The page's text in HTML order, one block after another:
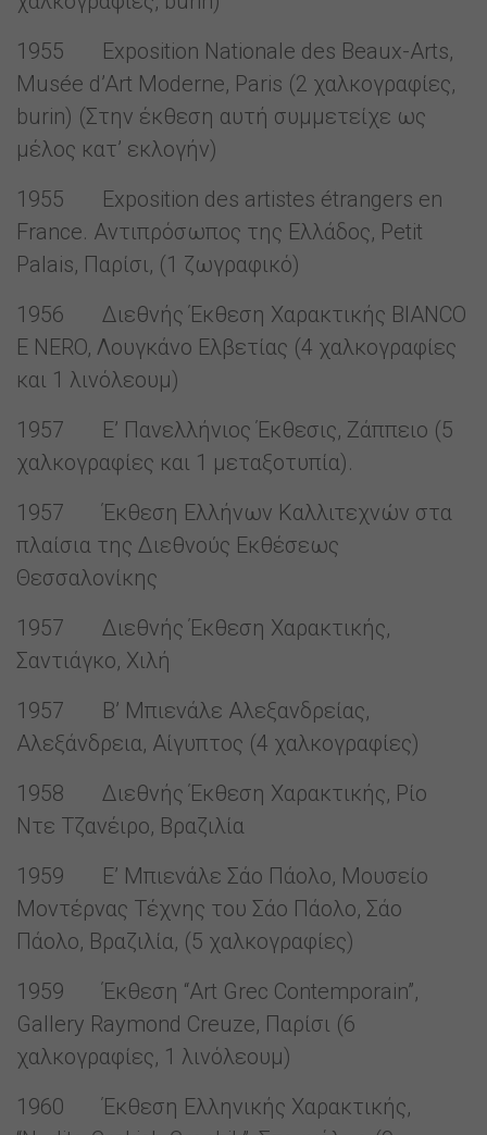
1955 Exposition Nationale des Beaux-Arts,
Musée d’Art Moderne, Paris (2 χαλκογραφίες,
burin) (Στην έκθεση αυτή συμμετείχε ως
μέλος κατ’ εκλογήν)
1955 Exposition des artistes étrangers en
France. Αντιπρόσωπος της Ελλάδος, Petit
Palais, Παρίσι, (1 ζωγραφικό)
1956 Διεθνής Έκθεση Χαρακτικής ΒIANCΟ
Ε NERO, Λουγκάνο Ελβετίας (4 χαλκογραφίες
και 1 λινόλεουμ)
1957 Ε’ Πανελλήνιος Έκθεσις, Ζάππειο (5
χαλκογραφίες και 1 μεταξοτυπία).
1957 Έκθεση Ελλήνων Καλλιτεχνών στα
πλαίσια της Διεθνούς Εκθέσεως
Θεσσαλονίκης
1957 Διεθνής Έκθεση Χαρακτικής,
Σαντιάγκο, Χιλή
1957 Β’ Μπιενάλε Αλεξανδρείας,
Αλεξάνδρεια, Αίγυπτος (4 χαλκογραφίες)
1958 Διεθνής Έκθεση Χαρακτικής, Ρίο
Ντε Τζανέιρο, Βραζιλία
1959 Ε’ Μπιενάλε Σάο Πάολο, Μουσείο
Μοντέρνας Τέχνης του Σάο Πάολο, Σάο
Πάολο, Βραζιλία, (5 χαλκογραφίες)
1959 Έκθεση “Art Grec Contemporain”,
Gallery Raymond Creuze, Παρίσι (6
χαλκογραφίες, 1 λινόλεουμ)
1960 Έκθεση Ελληνικής Χαρακτικής,